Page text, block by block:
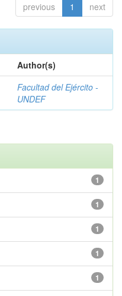
previous 1 next
Author(s)
Facultad del Ejército -
UNDEF
1
1
1
1
1